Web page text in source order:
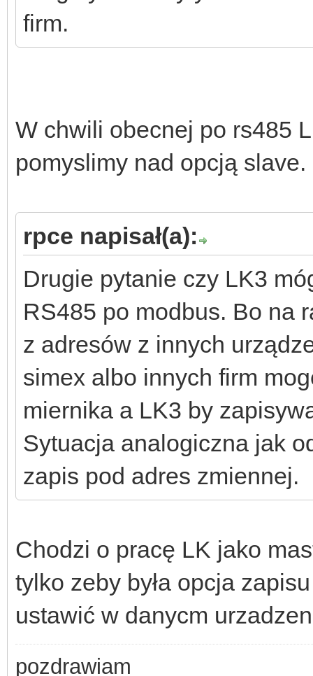
firm.
W chwili obecnej po rs485
pomyslimy nad opcją slave.
rpce napisał(a):
Drugie pytanie czy LK3
RS485 po modbus. Bo na
z adresów z innych
simex albo innych firm
miernika a LK3 by
Sytuacja analogiczna jak
zapis pod adres zmiennej.
Chodzi o pracę LK jako
tylko zeby była opcja
ustawić w danycm
pozdrawiam